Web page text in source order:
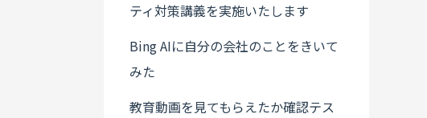
ティ対策講義を実施いたします
Bing AIに自分の会社のことをきいて
みた
教育動画を見てもらえたか確認テス